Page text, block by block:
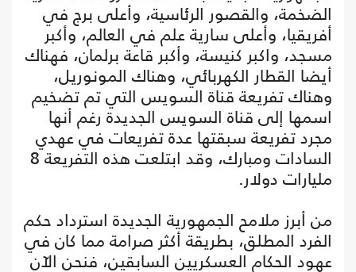
الضخمة، والقصور الرئاسية، وأعلى برج في
أفريقيا، وأعلى سارية علم في العالم، وأكبر
مسجد، واكبر كنيسة، وأكبر قاعة برلمان، فهناك
أيضا القطار الكهربائي، وهناك المونوريل،
وهناك تفريعة قناة السويس التي تم تضخيم
اسمها إلى قناة السويس الجديدة رغم أنها
مجرد تفريعة سبقتها عدة تفريعات في عهدي
السادات ومبارك، وقد ابتلعت هذه التفريعة 8
مليارات دولار.
من أبرز ملامح الجمهورية الجديدة استرداد حكم
الفرد المطلق، بطريقة أكثر صرامة مما كان في
عهود الحكام العسكريين السابقين، فنحن الآن